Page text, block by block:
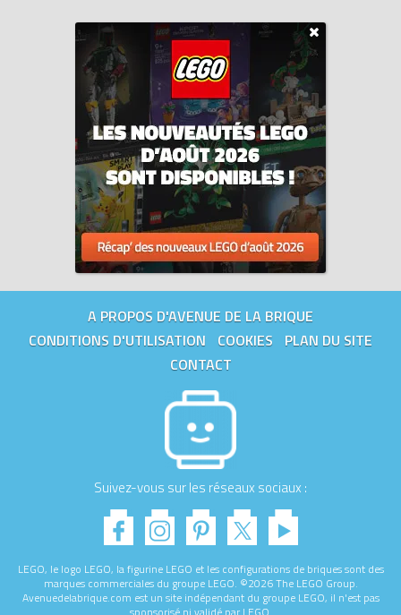
A PROPOS D'AVENUE DE LA BRIQUE
CONDITIONS D'UTILISATION
COOKIES
PLAN DU SITE
CONTACT
Suivez-vous sur les réseaux sociaux :
LEGO, le logo LEGO, la figurine LEGO et les configurations de briques sont des
marques commerciales du groupe LEGO. ©2026 The LEGO Group.
Avenuedelabrique.com est un site indépendant du groupe LEGO, il n'est pas